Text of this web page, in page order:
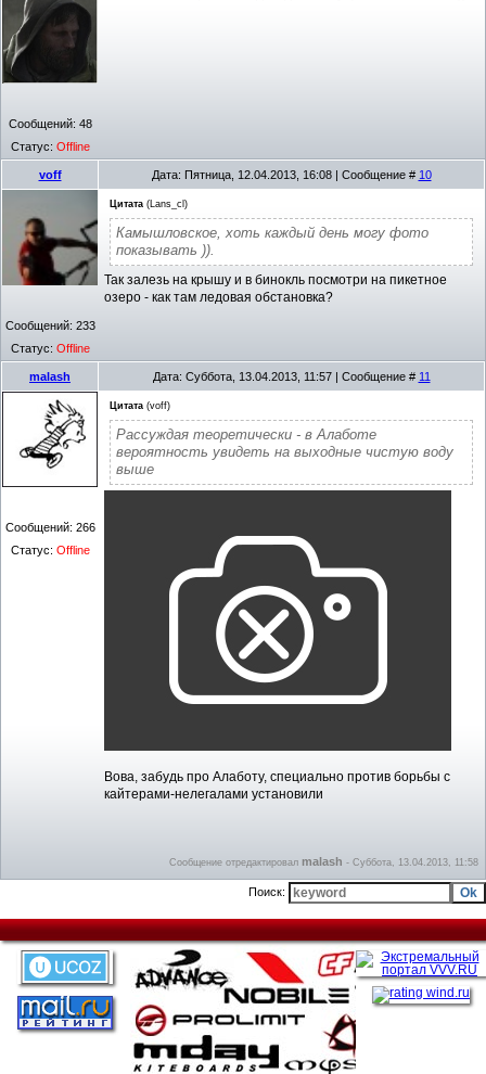
Сообщений: 48
Статус: Offline
voff Дата: Пятница, 12.04.2013, 16:08 | Сообщение # 10
Сообщений: 233
Статус: Offline
Цитата ( Lans_cl )
Камышловское, хоть каждый день могу фото
показывать )).
Так залезь на крышу и в бинокль посмотри на пикетное
озеро - как там ледовая обстановка?
malash Дата: Суббота, 13.04.2013, 11:57 | Сообщение # 11
Сообщений: 266
Статус: Offline
Цитата (voff)
Рассуждая теоретически - в Алаботе
вероятность увидеть на выходные чистую воду
выше
Вова, забудь про Алаботу, специально против борьбы с
кайтерами-нелегалами установили
Сообщение отредактировал malash - Суббота, 13.04.2013, 11:58
Поиск: